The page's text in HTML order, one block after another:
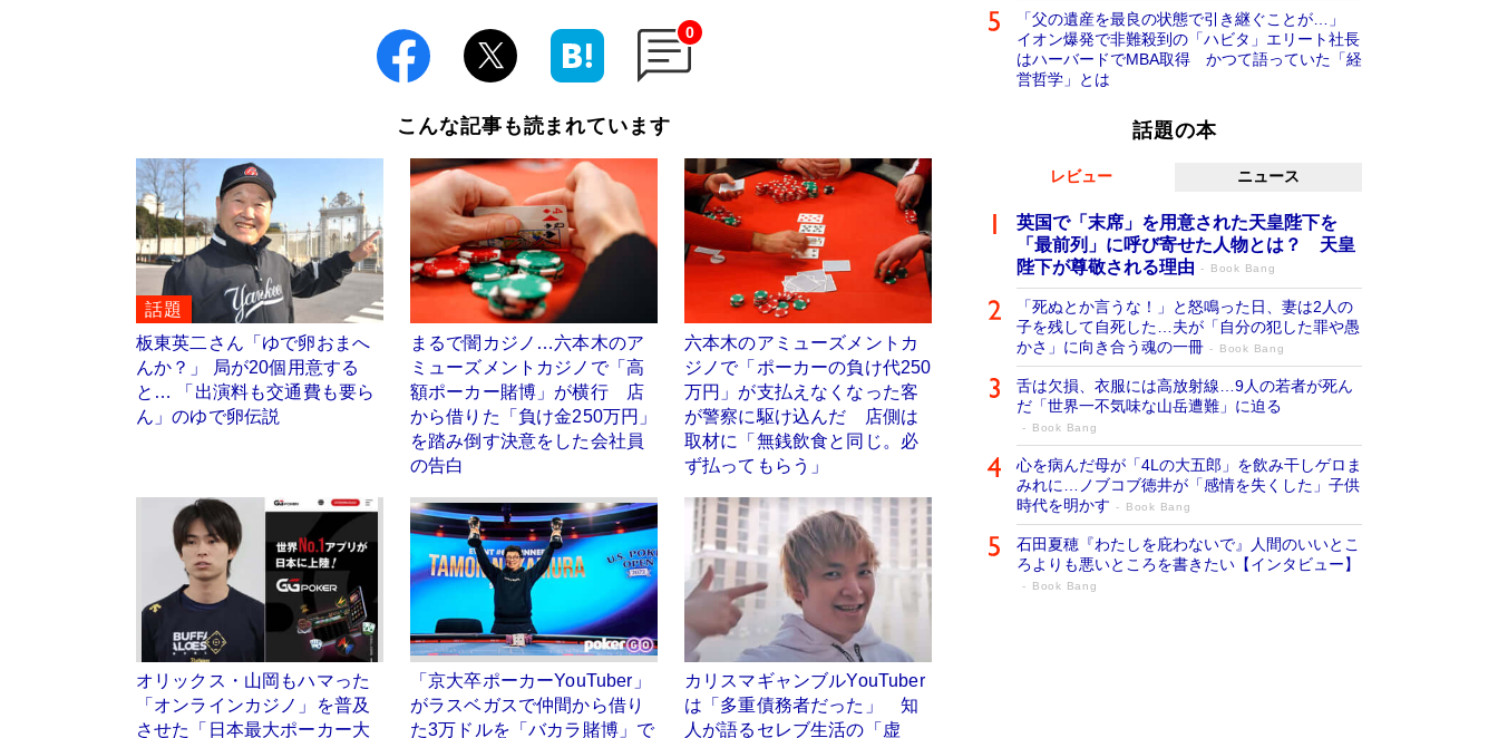
0
こんな記事も読まれています
話題
板東英二さん「ゆで卵おまへ
んか？」 局が20個用意する
と… 「出演料も交通費も要ら
ん」のゆで卵伝説
まるで闇カジノ…六本木のア
ミューズメントカジノで「高
額ポーカー賭博」が横行 店
から借りた「負け金250万円」
を踏み倒す決意をした会社員
の告白
六本木のアミューズメントカ
ジノで「ポーカーの負け代250
万円」が支払えなくなった客
が警察に駆け込んだ 店側は
取材に「無銭飲食と同じ。必
ず払ってもらう」
オリックス・山岡もハマった
「オンラインカジノ」を普及
させた「日本最大ポーカー大
「京大卒ポーカーYouTuber」
がラスベガスで仲間から借り
た3万ドルを「バカラ賭博」で
カリスマギャンブルYouTuber
は「多重債務者だった」 知
人が語るセレブ生活の「虚
「父の遺産を最良の状態で引き継ぐことが…」
イオン爆発で非難殺到の「ハビタ」エリート社長
はハーバードでMBA取得 かつて語っていた「経
営哲学」とは
話題の本
レビュー ニュース
英国で「末席」を用意された天皇陛下を
「最前列」に呼び寄せた人物とは？ 天皇
陛下が尊敬される理由
Book Bang
「死ぬとか言うな！」と怒鳴った日、妻は2人の
子を残して自死した…夫が「自分の犯した罪や愚
かさ」に向き合う魂の一冊
Book Bang
舌は欠損、衣服には高放射線…9人の若者が死ん
だ「世界一不気味な山岳遭難」に迫る
Book Bang
心を病んだ母が「4Lの大五郎」を飲み干しゲロま
みれに…ノブコブ徳井が「感情を失くした」子供
時代を明かす
Book Bang
石田夏穂『わたしを庇わないで』人間のいいとこ
ろよりも悪いところを書きたい【インタビュー】
Book Bang